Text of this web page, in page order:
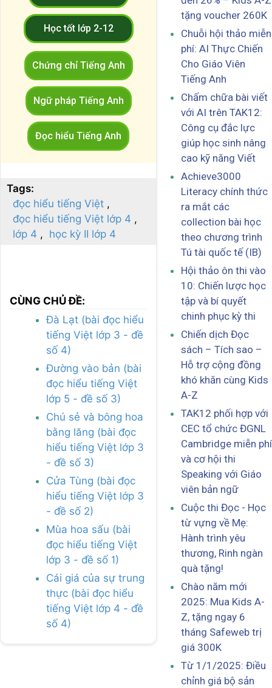
Học tốt lớp 2-12
Chứng chỉ Tiếng Anh
Ngữ pháp Tiếng Anh
Đọc hiểu Tiếng Anh
Tags:
đọc hiểu tiếng Việt
đọc hiểu tiếng Việt lớp 4
lớp 4
học kỳ II lớp 4
CÙNG CHỦ ĐỀ:
Đà Lạt (bài đọc hiểu
tiếng Việt lớp 3 - đề
số 4)
Đường vào bản (bài
đọc hiểu tiếng Việt
lớp 5 - đề số 3)
Chú sẻ và bông hoa
bằng lăng (bài đọc
hiểu tiếng Việt lớp 3
- đề số 3)
Cửa Tùng (bài đọc
hiểu tiếng Việt lớp 3
- đề số 2)
Mùa hoa sấu (bài
đọc hiểu tiếng Việt
lớp 3 - đề số 1)
Cái giá của sự trung
thực (bài đọc hiểu
tiếng Việt lớp 4 - đề
số 4)
tặng voucher 260K
Chuỗi hội thảo miễn
phí: AI Thực Chiến
Cho Giáo Viên
Tiếng Anh
Chấm chữa bài viết
với AI trên TAK12:
Công cụ đắc lực
giúp học sinh nâng
cao kỹ năng Viết
Achieve3000
Literacy chính thức
ra mắt các
collection bài học
theo chương trình
Tú tài quốc tế (IB)
Hội thảo ôn thi vào
10: Chiến lược học
tập và bí quyết
chinh phục kỳ thi
Chiến dịch Đọc
sách – Tích sao –
Hỗ trợ cộng đồng
khó khăn cùng Kids
A-Z
TAK12 phối hợp với
CEC tổ chức ĐGNL
Cambridge miễn phí
và cơ hội thi
Speaking với Giáo
viên bản ngữ
Cuộc thi Đọc - Học
từ vựng về Mẹ:
Hành trình yêu
thương, Rinh ngàn
quà tặng!
Chào năm mới
2025: Mua Kids A-
Z, tặng ngay 6
tháng Safeweb trị
giá 300K
Từ 1/1/2025: Điều
chỉnh giá bộ sản